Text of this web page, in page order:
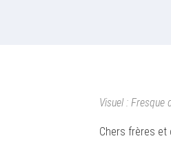
Visuel :
Chers frères